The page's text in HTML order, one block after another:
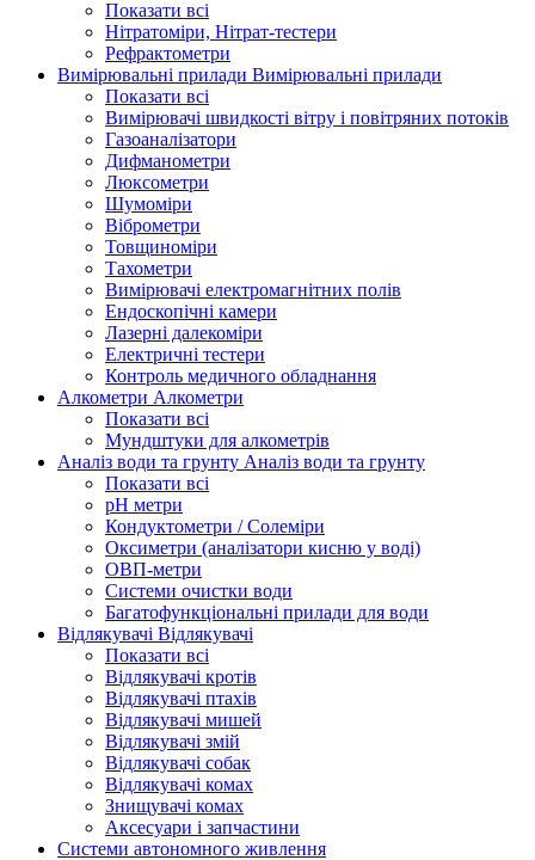
Показати всі
Нітратоміри, Нітрат-тестери
Рефрактометри
Вимірювальні прилади Вимірювальні прилади
Показати всі
Вимірювачі швидкості вітру і повітряних потоків
Газоаналізатори
Дифманометри
Люксометри
Шумоміри
Віброметри
Товщиноміри
Тахометри
Вимірювачі електромагнітних полів
Ендоскопічні камери
Лазерні далекоміри
Електричні тестери
Контроль медичного обладнання
Алкометри Алкометри
Показати всі
Мундштуки для алкометрів
Аналіз води та грунту Аналіз води та грунту
Показати всі
рН метри
Кондуктометри / Солеміри
Оксиметри (аналізатори кисню у воді)
ОВП-метри
Системи очистки води
Багатофункціональні прилади для води
Відлякувачі Відлякувачі
Показати всі
Відлякувачі кротів
Відлякувачі птахів
Відлякувачі мишей
Відлякувачі змій
Відлякувачі собак
Відлякувачі комах
Знищувачі комах
Аксесуари і запчастини
Системи автономного живлення